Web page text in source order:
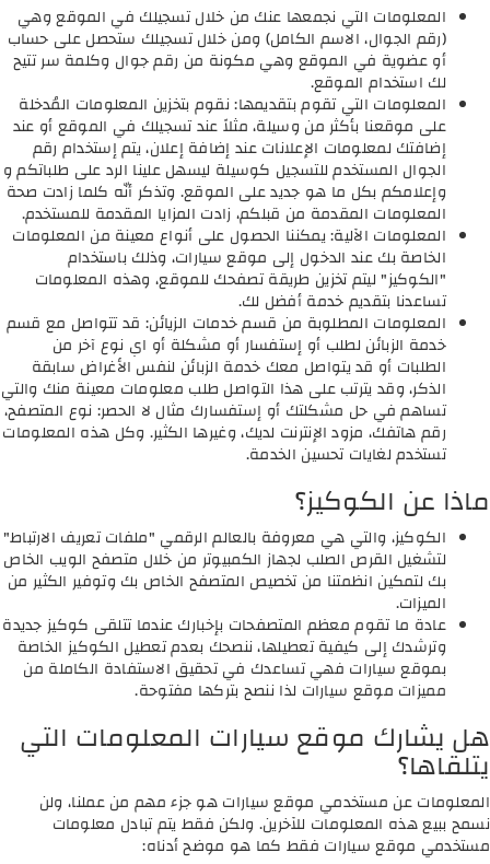
المعلومات التي نجمعها عنك من خلال تسجيلك في الموقع وهي
(رقم الجوال، الاسم الكامل) ومن خلال تسجيلك ستحصل على حساب
أو عضوية في الموقع وهي مكونة من رقم جوال وكلمة سر تتيح
لك استخدام الموقع.
المعلومات التي تقوم بتقديمها: نقوم بتخزين المعلومات المُدخلة
على موقعنا بأكثر من وسيلة، مثلاً عند تسجيلك في الموقع أو عند
إضافتك لمعلومات الإعلانات عند إضافة إعلان، يتم إستخدام رقم
الجوال المستخدم للتسجيل كوسيلة ليسهل علينا الرد على طلباتكم و
وإعلامكم بكل ما هو جديد على الموقع. وتذكر أنّه كلما زادت صحة
المعلومات المقدمة من قبلكم، زادت المزايا المقدمة للمستخدم.
المعلومات الآلية: يمكننا الحصول على أنواع معينة من المعلومات
الخاصة بك عند الدخول إلى موقع سيارات، وذلك باستخدام
"الكوكيز" ليتم تخزين طريقة تصفحك للموقع، وهذه المعلومات
تساعدنا بتقديم خدمة أفضل لك.
المعلومات المطلوبة من قسم خدمات الزيائن: قد تتواصل مع قسم
خدمة الزبائن لطلب أو إستفسار أو مشكلة أو اي نوع آخر من
الطلبات أو قد يتواصل معك خدمة الزبائن لنفس الأغراض سابقة
الذكر، وقد يترتب على هذا التواصل طلب معلومات معينة منك والتي
تساهم في حل مشكلتك أو إستفسارك مثال لا الحصر: نوع المتصفح،
رقم هاتفك، مزود الإنترنت لديك، وغيرها الكثير. وكل هذه المعلومات
تستخدم لغايات تحسين الخدمة.
ماذا عن الكوكيز؟
الكوكيز، والتي هي معروفة بالعالم الرقمي "ملفات تعريف الارتباط"
لتشغيل القرص الصلب لجهاز الكمبيوتر من خلال متصفح الويب الخاص
بك لتمكين انظمتنا من تخصيص المتصفح الخاص بك وتوفير الكثير من
الميزات.
عادة ما تقوم معظم المتصفحات بإخبارك عندما تتلقى كوكيز جديدة
وترشدك إلى كيفية تعطيلها، ننصحك بعدم تعطيل الكوكيز الخاصة
بموقع سيارات فهي تساعدك في تحقيق الاستفادة الكاملة من
مميزات موقع سيارات لذا ننصح بتركها مفتوحة.
هل يشارك موقع سيارات المعلومات التي
يتلقاها؟
المعلومات عن مستخدمي موقع سيارات هو جزء مهم من عملنا، ولن
نسمح ببيع هذه المعلومات للآخرين. ولكن فقط يتم تبادل معلومات
مستخدمي موقع سيارات فقط كما هو موضح أدناه: